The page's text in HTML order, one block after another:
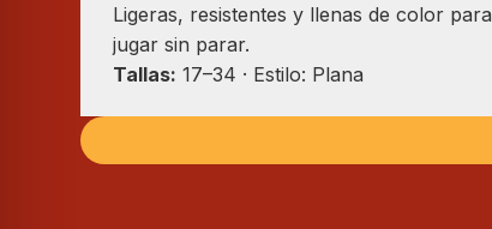
Ligeras, resistentes y llenas de color para
jugar sin parar.
Tallas: 17–34 · Estilo: Plana